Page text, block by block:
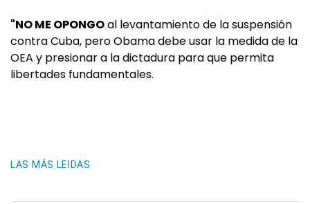
"NO ME OPONGOal levantamiento de la suspensión
contra Cuba, pero Obama debe usar la medida de la
OEA y presionar a la dictadura para que permita
libertades fundamentales.
LAS MÁS LEIDAS